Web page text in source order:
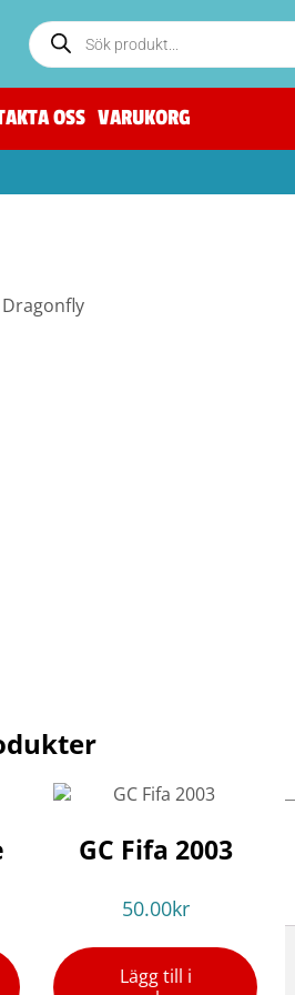
OSS VARUKORG
GC Fifa 2003
50.00kr
Lägg till i